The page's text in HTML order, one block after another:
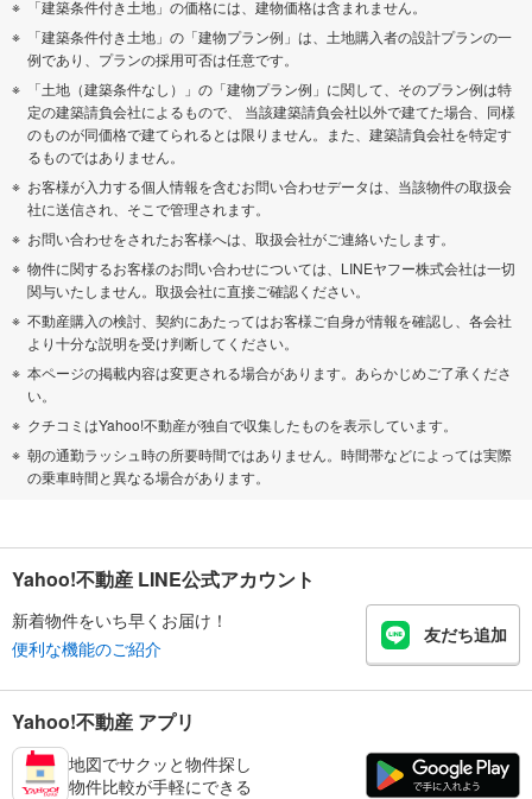
「建築条件付き土地」の価格には、建物価格は含まれません。
「建築条件付き土地」の「建物プラン例」は、土地購入者の設計プランの一
例であり、プランの採用可否は任意です。
「土地（建築条件なし）」の「建物プラン例」に関して、そのプラン例は特
定の建築請負会社によるもので、 当該建築請負会社以外で建てた場合、同様
のものが同価格で建てられるとは限りません。また、建築請負会社を特定す
るものではありません。
お客様が入力する個人情報を含むお問い合わせデータは、当該物件の取扱会
社に送信され、そこで管理されます。
お問い合わせをされたお客様へは、取扱会社がご連絡いたします。
物件に関するお客様のお問い合わせについては、LINEヤフー株式会社は一切
関与いたしません。取扱会社に直接ご確認ください。
不動産購入の検討、契約にあたってはお客様ご自身が情報を確認し、各会社
より十分な説明を受け判断してください。
本ページの掲載内容は変更される場合があります。あらかじめご了承くださ
い。
クチコミはYahoo!不動産が独自で収集したものを表示しています。
朝の通勤ラッシュ時の所要時間ではありません。時間帯などによっては実際
の乗車時間と異なる場合があります。
Yahoo!不動産 LINE公式アカウント
新着物件をいち早くお届け！
便利な機能のご紹介
友だち追加
Yahoo!不動産 アプリ
地図でサクッと物件探し
物件比較が手軽にできる